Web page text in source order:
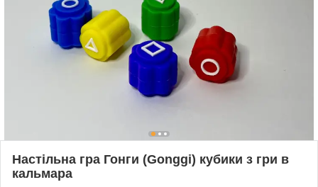
Настільна гра Гонги (Gonggi) кубики з гри в
кальмара